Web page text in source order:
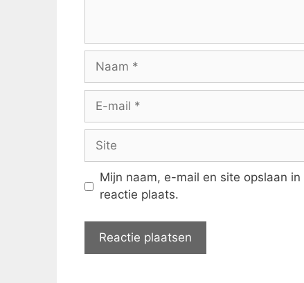
Naam
Site
Mijn naam, e-mail en site opslaan
reactie plaats.